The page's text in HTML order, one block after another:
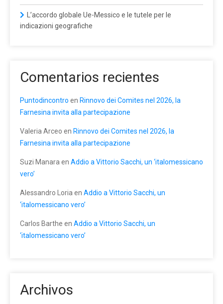
L’accordo globale Ue-Messico e le tutele per le
indicazioni geografiche
Comentarios recientes
Puntodincontro en Rinnovo dei Comites nel 2026, la
Farnesina invita alla partecipazione
Valeria Arceo en Rinnovo dei Comites nel 2026, la
Farnesina invita alla partecipazione
Suzi Manara en Addio a Vittorio Sacchi, un ‘italomessicano
vero’
Alessandro Loria en Addio a Vittorio Sacchi, un
‘italomessicano vero’
Carlos Barthe en Addio a Vittorio Sacchi, un
‘italomessicano vero’
Archivos